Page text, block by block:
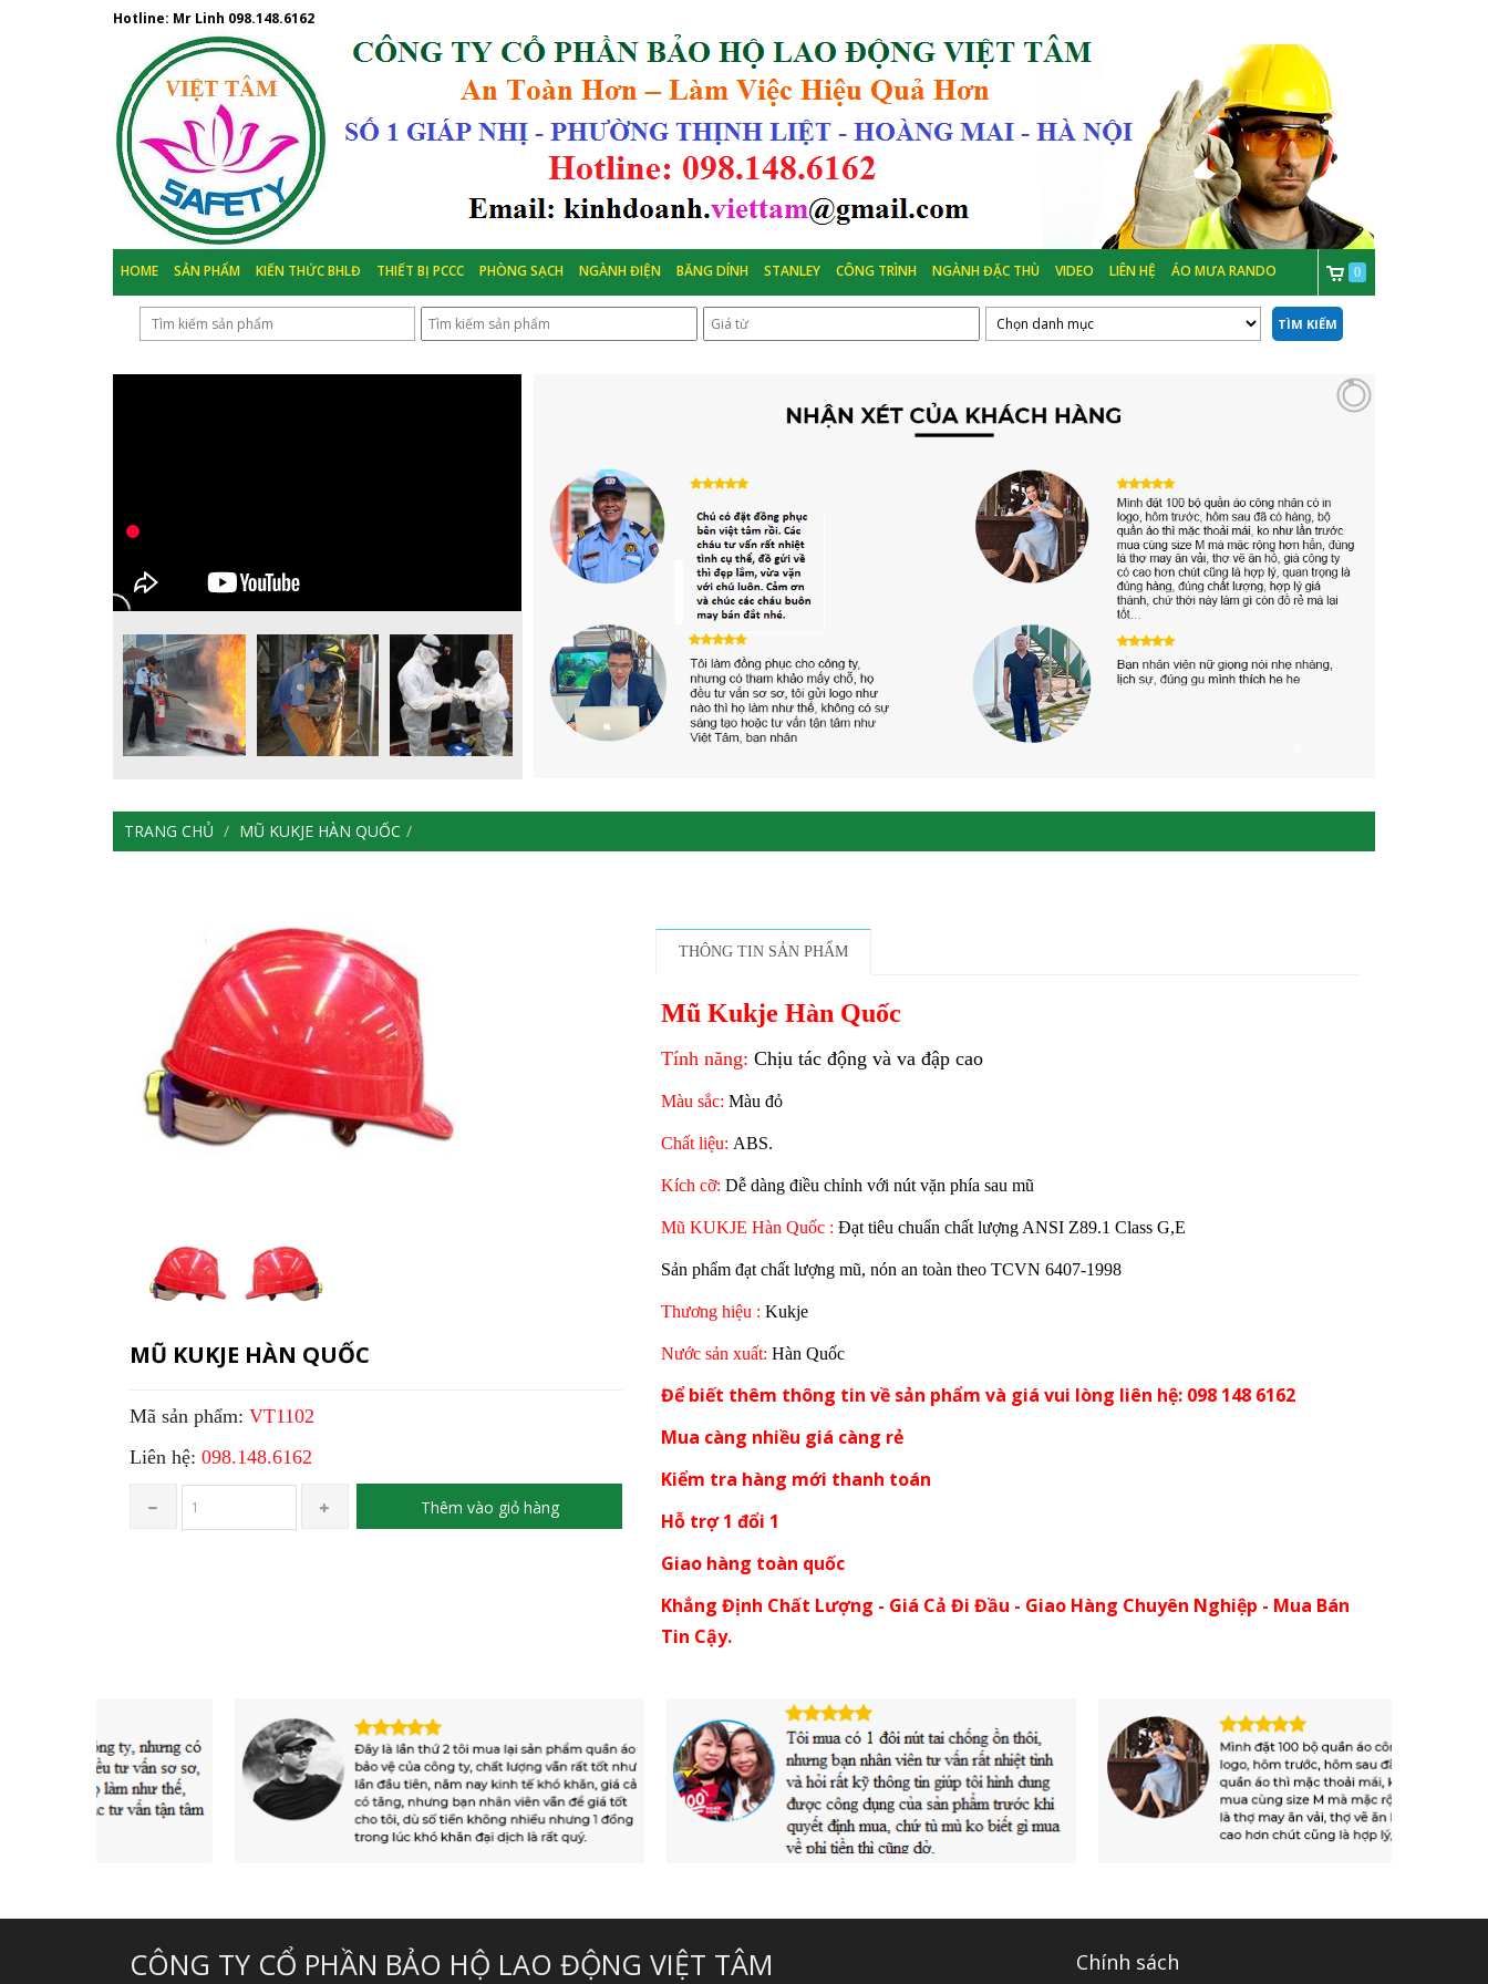
Hotline: Mr Linh 098.148.6162
HOME SẢN PHẨM KIẾN THỨC BHLĐ THIẾT BỊ PCCC PHÒNG SẠCH NGÀNH ĐIỆN BĂNG DÍNH STANLEY CÔNG TRÌNH NGÀNH ĐẶC THÙ VIDEO LIÊN HỆ ÁO MƯA RANDO 0
TÌM KIẾM
TRANG CHỦ MŨ KUKJE HÀN QUỐC
MŨ KUKJE HÀN QUỐC
Mã sản phẩm: VT1102
Liên hệ: 098.148.6162
Thêm vào giỏ hàng
THÔNG TIN SẢN PHẨM
Mũ Kukje Hàn Quốc
Tính năng: Chịu tác động và va đập cao
Màu sắc: Màu đỏ
Chất liệu: ABS.
Kích cỡ: Dễ dàng điều chỉnh với nút vặn phía sau mũ
Mũ KUKJE Hàn Quốc : Đạt tiêu chuẩn chất lượng ANSI Z89.1 Class G,E
Sản phẩm đạt chất lượng mũ, nón an toàn theo TCVN 6407-1998
Thương hiệu : Kukje
Nước sản xuất: Hàn Quốc
Để biết thêm thông tin về sản phẩm và giá vui lòng liên hệ: 098 148 6162
Mua càng nhiều giá càng rẻ
Kiểm tra hàng mới thanh toán
Hỗ trợ 1 đổi 1
Giao hàng toàn quốc
Khẳng Định Chất Lượng - Giá Cả Đi Đầu - Giao Hàng Chuyên Nghiệp - Mua Bán
Tin Cậy.
CÔNG TY CỔ PHẦN BẢO HỘ LAO ĐỘNG VIỆT TÂM Chính sách